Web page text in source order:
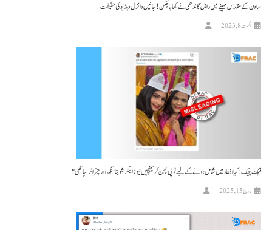
ساون کے مقدس مہینے میں راہل گاندھی نے کھایا چکن! جانیں وائرل ویڈیو کی حقیقت
اگست 8, 2023
فیکٹ چیک: کیا افطار میں شامل ہونے کے لیے ٹوپی پہن کر پہنچیں نیوز اینکر شویتا سنگھ اور چترا تریپاٹھی؟
مارچ 15, 2025